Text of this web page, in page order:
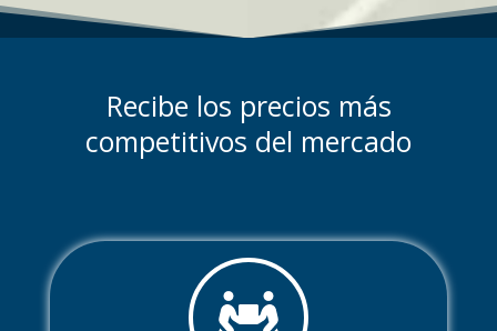
Recibe los precios más
competitivos del mercado